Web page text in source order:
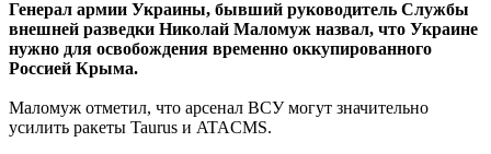
Генерал армии Украины, бывший руководитель Службы
внешней разведки Николай Маломуж назвал, что Украине
нужно для освобождения временно оккупированного
Россией Крыма.
Маломуж отметил, что арсенал ВСУ могут значительно
усилить ракеты Taurus и ATACMS.